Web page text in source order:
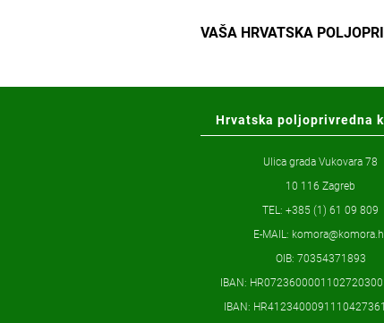
VAŠA HRVATSKA
Hrvatska poljoprivredna
Ulica grada Vukovara 78
10 116 Zagreb
TEL: +385 (1) 61 09 809
E-MAIL:
OIB: 70354371893
IBAN: HR0723600001102720300
IBAN: